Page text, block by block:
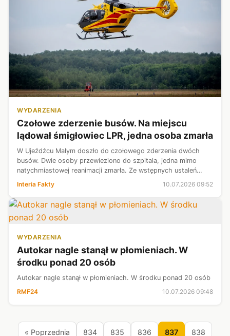
WYDARZENIA
Czołowe zderzenie busów. Na miejscu
lądował śmigłowiec LPR, jedna osoba zmarła
W Ujeźdźcu Małym doszło do czołowego zderzenia dwóch
busów. Dwie osoby przewieziono do szpitala, jedna mimo
natychmiastowej reanimacji zmarła. Ze wstępnych ustaleń
wynika, że jeden z pojazdów zjechał na przeciwległy pas na
Interia Fakty 10.07.2026 09:52
WYDARZENIA
Autokar nagle stanął w płomieniach. W
środku ponad 20 osób
Autokar nagle stanął w płomieniach. W środku ponad 20 osób
RMF24
10.07.2026 09:48
« Poprzednia 834 835 836 837 838